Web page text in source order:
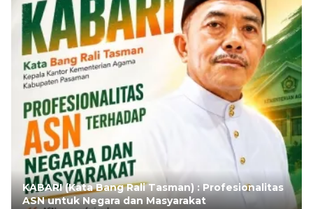
KABARI (Kata Bang Rali Tasman) : Profesionalitas
ASN untuk Negara dan Masyarakat